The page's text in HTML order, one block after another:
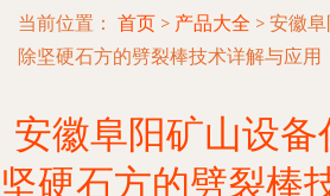
当前位置： 首页 > 产品大全 > 安徽
除坚硬石方的劈裂棒技术详解与应用
安徽阜阳矿山设
坚硬石方的劈裂棒